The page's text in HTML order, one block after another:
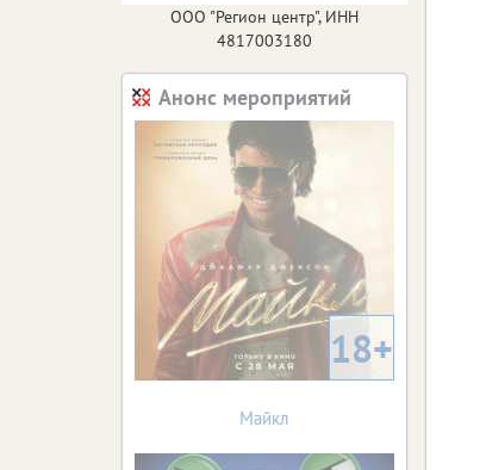
ООО "Регион центр", ИНН
4817003180
Анонс мероприятий
18+
Майкл